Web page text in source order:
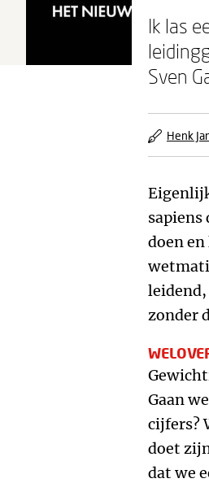
Ik las
Sven
Henk
sapiens
doen
leidend,
zonder
Gaan
cijfers?
doet
dat we